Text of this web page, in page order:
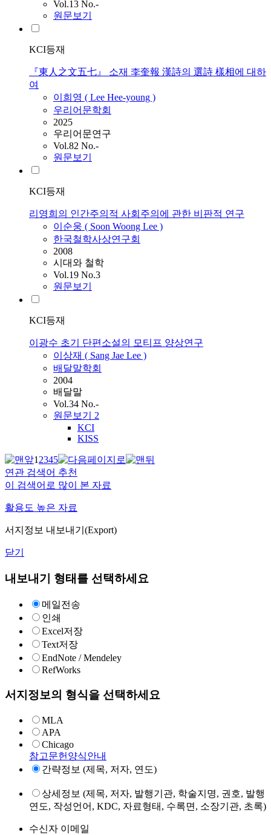
Vol.13 No.-
원문보기
KCI등재
『東人之文五七』 소재 李奎報 漢詩의 選詩 樣相에 대하
여
이희영 ( Lee Hee-young )
우리어문학회
2025
우리어문연구
Vol.82 No.-
원문보기
KCI등재
리영희의 인간주의적 사회주의에 관한 비판적 연구
이순웅 ( Soon Woong Lee )
한국철학사상연구회
2008
시대와 철학
Vol.19 No.3
원문보기
KCI등재
이광수 초기 단편소설의 모티프 양상연구
이상재 ( Sang Jae Lee )
배달말학회
2004
배달말
Vol.34 No.-
원문보기 2
KCI
KISS
12345
연관 검색어 추천
이 검색어로 많이 본 자료
활용도 높은 자료
서지정보 내보내기(Export)
닫기
내보내기 형태를 선택하세요
메일전송
인쇄
Excel저장
Text저장
EndNote / Mendeley
RefWorks
서지정보의 형식을 선택하세요
MLA
APA
Chicago
참고문헌양식안내
간략정보 (제목, 저자, 연도)
상세정보 (제목, 저자, 발행기관, 학술지명, 권호, 발행
연도, 작성언어, KDC, 자료형태, 수록면, 소장기관, 초록)
수신자 이메일